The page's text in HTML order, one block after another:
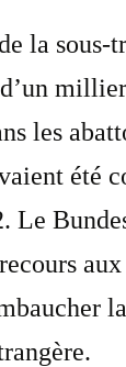
la sous-
les
été
Le